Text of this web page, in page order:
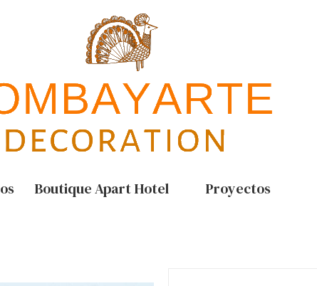
Boutique Apart Hotel Proyectos